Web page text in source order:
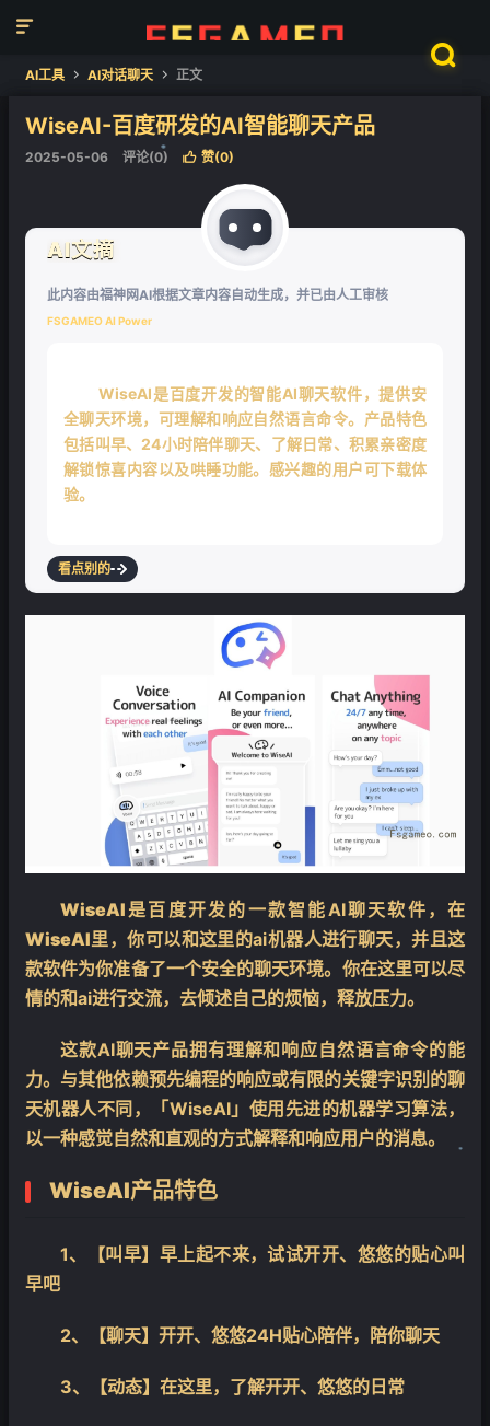


AI工具  AI对话聊天  正文
WiseAI-百度研发的AI智能聊天产品
2025-05-06 评论(0)  赞(0)
AI文摘
此内容由福神网AI根据文章内容自动生成，并已由人工审核
FSGAMEO AI Power
WiseAI是百度开发的智能AI聊天软件，提供安
全聊天环境，可理解和响应自然语言命令。产品特色
包括叫早、24小时陪伴聊天、了解日常、积累亲密度
解锁惊喜内容以及哄睡功能。感兴趣的用户可下载体
验。
看点别的
WiseAI 是百度开发的一款智能AI聊天软件，在
WiseAI里，你可以和这里的ai机器人进行聊天，并且这
款软件为你准备了一个安全的聊天环境。你在这里可以尽
情的和ai进行交流，去倾述自己的烦恼，释放压力。
这款AI聊天产品拥有理解和响应自然语言命令的能
力。与其他依赖预先编程的响应或有限的关键字识别的聊
天机器人不同，「WiseAI」使用先进的机器学习算法，
以一种感觉自然和直观的方式解释和响应用户的消息。
WiseAI产品特色
1、【叫早】早上起不来，试试开开、悠悠的贴心叫
早吧
2、【聊天】开开、悠悠24H贴心陪伴，陪你聊天
3、【动态】在这里，了解开开、悠悠的日常
❄